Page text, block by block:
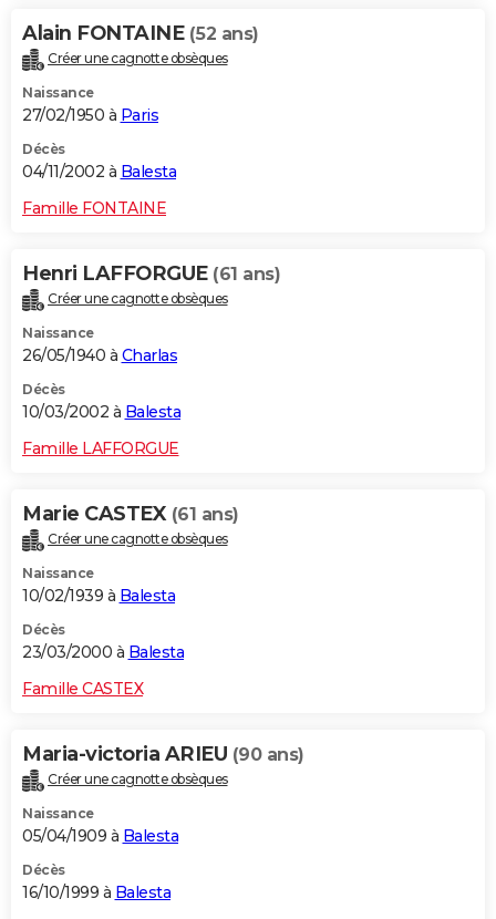
Alain FONTAINE (52 ans)
Créer une cagnotte obsèques
Naissance
27/02/1950 à Paris
Décès
04/11/2002 à Balesta
Famille FONTAINE
Henri LAFFORGUE (61 ans)
Créer une cagnotte obsèques
Naissance
26/05/1940 à Charlas
Décès
10/03/2002 à Balesta
Famille LAFFORGUE
Marie CASTEX (61 ans)
Créer une cagnotte obsèques
Naissance
10/02/1939 à Balesta
Décès
23/03/2000 à Balesta
Famille CASTEX
Maria-victoria ARIEU (90 ans)
Créer une cagnotte obsèques
Naissance
05/04/1909 à Balesta
Décès
16/10/1999 à Balesta